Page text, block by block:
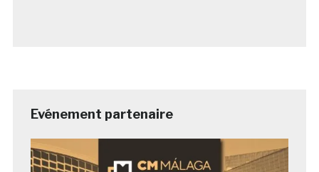
Evénement partenaire